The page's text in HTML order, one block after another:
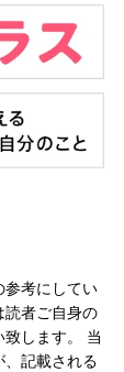
参考にしてい
読者ご自身の
します。 当
記載される